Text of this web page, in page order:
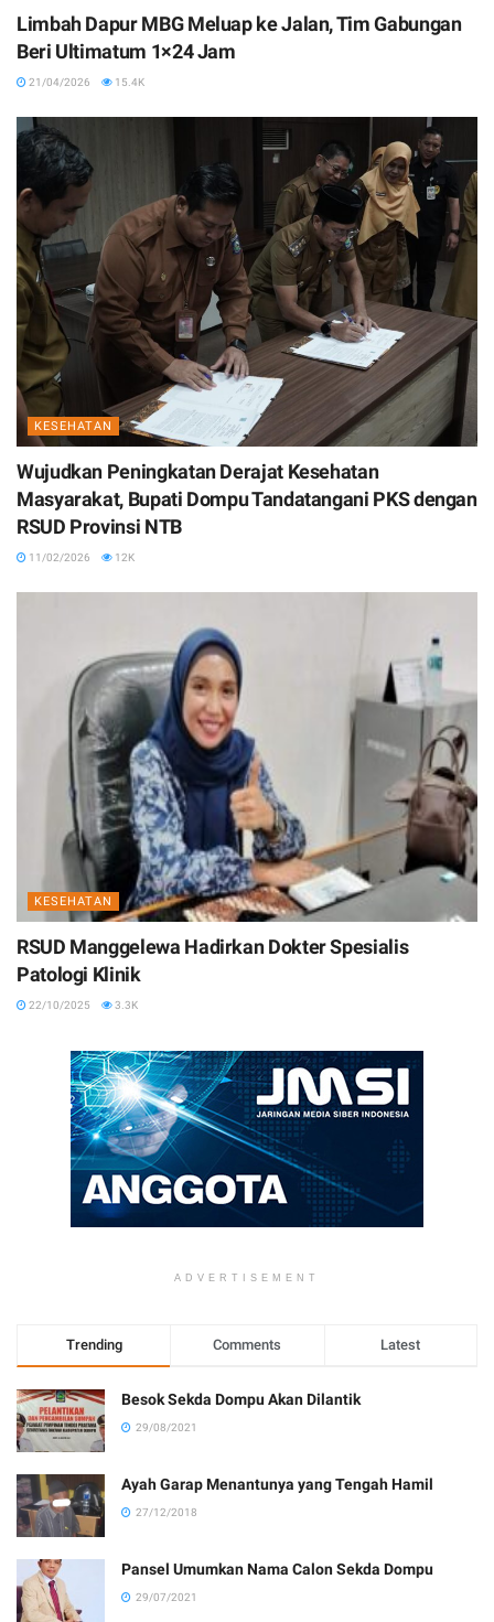
Limbah Dapur MBG Meluap ke Jalan, Tim Gabungan
Beri Ultimatum 1×24 Jam
21/04/2026 15.4K
KESEHATAN
Wujudkan Peningkatan Derajat Kesehatan
Masyarakat, Bupati Dompu Tandatangani PKS dengan
RSUD Provinsi NTB
11/02/2026 12K
KESEHATAN
RSUD Manggelewa Hadirkan Dokter Spesialis
Patologi Klinik
22/10/2025 3.3K
ADVERTISEMENT
Trending Comments Latest
Besok Sekda Dompu Akan Dilantik
29/08/2021
Ayah Garap Menantunya yang Tengah Hamil
27/12/2018
Pansel Umumkan Nama Calon Sekda Dompu
29/07/2021